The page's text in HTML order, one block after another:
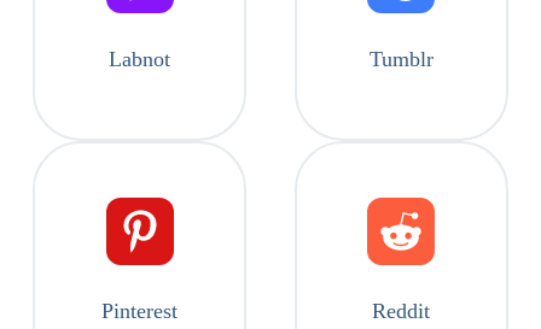
Labnot Tumblr
Pinterest Reddit